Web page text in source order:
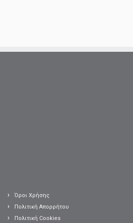
Όροι Χρήσης
Πολιτική Απορρήτου
Πολιτική Cookies